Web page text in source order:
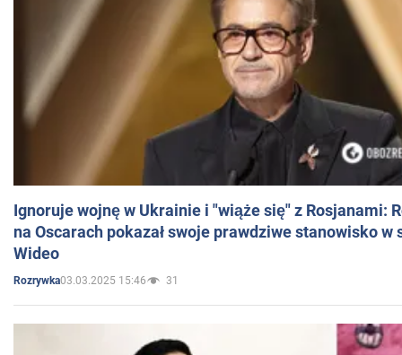
Ignoruje wojnę w Ukrainie i "wiąże się" z Rosjanami:
na Oscarach pokazał swoje prawdziwe stanowisko w
Wideo
Rozrywka03.03.2025 15:46 31